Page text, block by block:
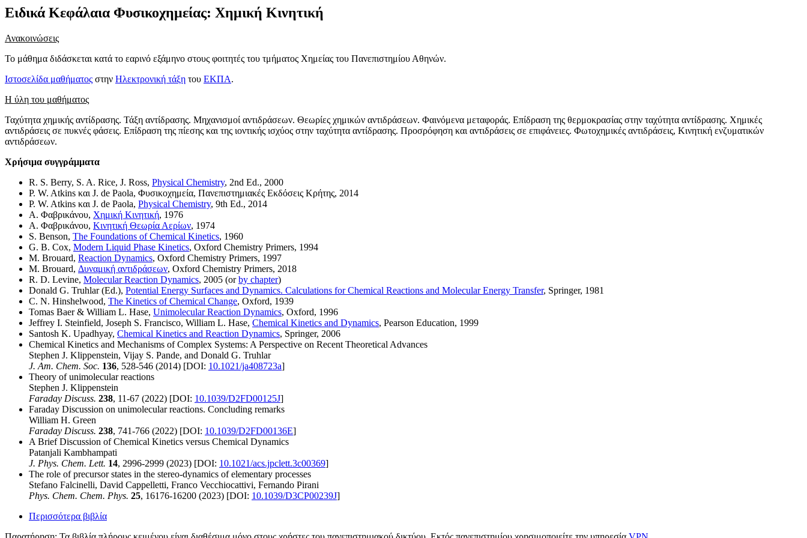
Ειδικά Κεφάλαια Φυσικοχημείας: Χημική Κινητική
Ανακοινώσεις
Το μάθημα διδάσκεται κατά το εαρινό εξάμηνο στους φοιτητές του τμήματος Χημείας του Πανεπιστημίου Αθηνών.
Ιστοσελίδα μαθήματος στην Ηλεκτρονική τάξη του ΕΚΠΑ.
Η ύλη του μαθήματος
Ταχύτητα χημικής αντίδρασης. Τάξη αντίδρασης. Μηχανισμοί αντιδράσεων. Θεωρίες χημικών αντιδράσεων. Φαινόμενα μεταφοράς. Επίδραση της θερμοκρασίας στην ταχύτητα αντίδρασης. Χημικές
αντιδράσεις σε πυκνές φάσεις. Επίδραση της πίεσης και της ιοντικής ισχύος στην ταχύτητα αντίδρασης. Προσρόφηση και αντιδράσεις σε επιφάνειες. Φωτοχημικές αντιδράσεις, Κινητική ενζυματικών
αντιδράσεων.
Χρήσιμα συγγράμματα
R. S. Berry, S. A. Rice, J. Ross, Physical Chemistry, 2nd Ed., 2000
P. W. Atkins και J. de Paola, Φυσικοχημεία, Πανεπιστημιακές Εκδόσεις Κρήτης, 2014
P. W. Atkins και J. de Paola, Physical Chemistry, 9th Ed., 2014
Α. Φαβρικάνου, Χημική Κινητική, 1976
Α. Φαβρικάνου, Κινητική Θεωρία Αερίων, 1974
S. Benson, The Foundations of Chemical Kinetics, 1960
G. B. Cox, Modern Liquid Phase Kinetics, Oxford Chemistry Primers, 1994
M. Brouard, Reaction Dynamics, Oxford Chemistry Primers, 1997
M. Brouard, Δυναμική αντιδράσεων, Oxford Chemistry Primers, 2018
R. D. Levine, Molecular Reaction Dynamics, 2005 (orby chapter)
Donald G. Truhlar (Ed.), Potential Energy Surfaces and Dynamics. Calculations for Chemical Reactions and Molecular Energy Transfer, Springer, 1981
C. N. Hinshelwood, The Kinetics of Chemical Change, Oxford, 1939
Tomas Baer & William L. Hase, Unimolecular Reaction Dynamics, Oxford, 1996
Jeffrey I. Steinfield, Joseph S. Francisco, William L. Hase, Chemical Kinetics and Dynamics, Pearson Education, 1999
Santosh K. Upadhyay, Chemical Kinetics and Reaction Dynamics, Springer, 2006
Chemical Kinetics and Mechanisms of Complex Systems: A Perspective on Recent Theoretical Advances
Stephen J. Klippenstein, Vijay S. Pande, and Donald G. Truhlar
J. Am. Chem. Soc. 136, 528-546 (2014) [DOI: 10.1021/ja408723a]
Theory of unimolecular reactions
Stephen J. Klippenstein
Faraday Discuss. 238, 11-67 (2022) [DOI: 10.1039/D2FD00125J]
Faraday Discussion on unimolecular reactions. Concluding remarks
William H. Green
Faraday Discuss. 238, 741-766 (2022) [DOI: 10.1039/D2FD00136E]
A Brief Discussion of Chemical Kinetics versus Chemical Dynamics
Patanjali Kambhampati
J. Phys. Chem. Lett. 14, 2996-2999 (2023) [DOI: 10.1021/acs.jpclett.3c00369]
The role of precursor states in the stereo-dynamics of elementary processes
Stefano Falcinelli, David Cappelletti, Franco Vecchiocattivi, Fernando Pirani
Phys. Chem. Chem. Phys. 25, 16176-16200 (2023) [DOI: 10.1039/D3CP00239J]
Περισσότερα βιβλία